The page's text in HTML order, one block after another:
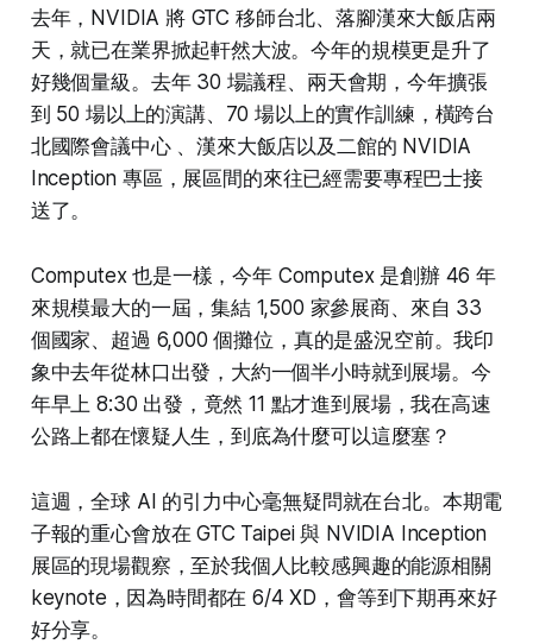
去年，NVIDIA 將 GTC 移師台北、落腳漢來大飯店兩
天，就已在業界掀起軒然大波。今年的規模更是升了
好幾個量級。去年 30 場議程、兩天會期，今年擴張
到 50 場以上的演講、70 場以上的實作訓練，橫跨台
北國際會議中心 、漢來大飯店以及二館的 NVIDIA
Inception 專區，展區間的來往已經需要專程巴士接
送了。
Computex 也是一樣，今年 Computex 是創辦 46 年
來規模最大的一屆，集結 1,500 家參展商、來自 33
個國家、超過 6,000 個攤位，真的是盛況空前。我印
象中去年從林口出發，大約一個半小時就到展場。今
年早上 8:30 出發，竟然 11 點才進到展場，我在高速
公路上都在懷疑人生，到底為什麼可以這麼塞？
這週，全球 AI 的引力中心毫無疑問就在台北。本期電
子報的重心會放在 GTC Taipei 與 NVIDIA Inception
展區的現場觀察，至於我個人比較感興趣的能源相關
keynote，因為時間都在 6/4 XD，會等到下期再來好
好分享。